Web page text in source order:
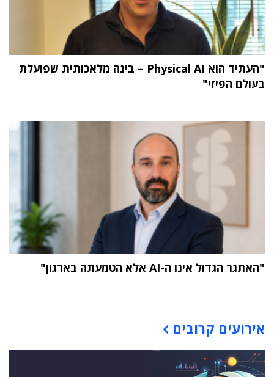
"העתיד הוא Physical AI – בינה מלאכותית שפועלת
בעולם הפיזי"
"האתגר הגדול אינו ה-AI אלא הטמעתה בארגון"
אירועים קרובים